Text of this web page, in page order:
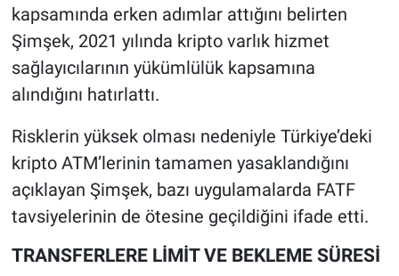
kapsamında erken adımlar attığını belirten
Şimşek, 2021 yılında kripto varlık hizmet
sağlayıcılarının yükümlülük kapsamına
alındığını hatırlattı.
Risklerin yüksek olması nedeniyle Türkiye’deki
kripto ATM’lerinin tamamen yasaklandığını
açıklayan Şimşek, bazı uygulamalarda FATF
tavsiyelerinin de ötesine geçildiğini ifade etti.
TRANSFERLERE LİMİT VE BEKLEME SÜRESİ